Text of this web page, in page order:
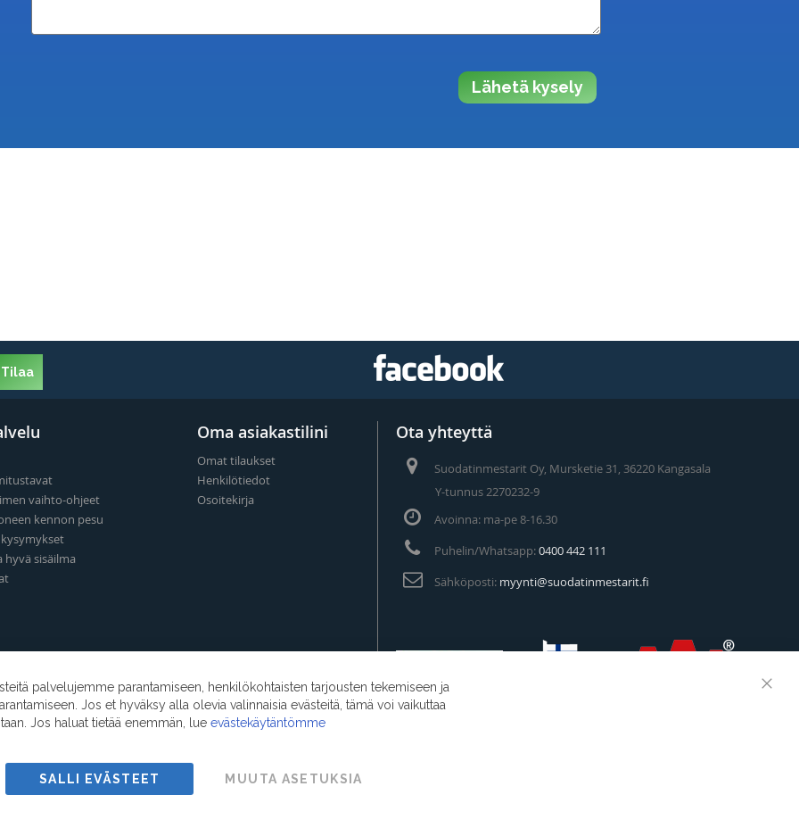
Lähetä kysely
Tilaa
vaihto-ohjeet
kennon pesu
sisäilma
Oma asiakastilini
Omat tilaukset
Henkilötiedot
Osoitekirja
Ota yhteyttä
Suodatinmestarit Oy, Mursketie 31, 36220 Kangasala
Y-tunnus 2270232-9
Avoinna: ma-pe 8-16.30
Puhelin/Whatsapp:0400 442 111
Sähköposti: myynti@suodatinmestarit.fi
palvelujemme parantamiseen, henkilökohtaisten tarjousten tekemiseen ja
Jos et hyväksy alla olevia valinnaisia evästeitä, tämä voi vaikuttaa
Jos haluat tietää enemmän, lue evästekäytäntömme
SALLI EVÄSTEET MUUTA ASETUKSIA